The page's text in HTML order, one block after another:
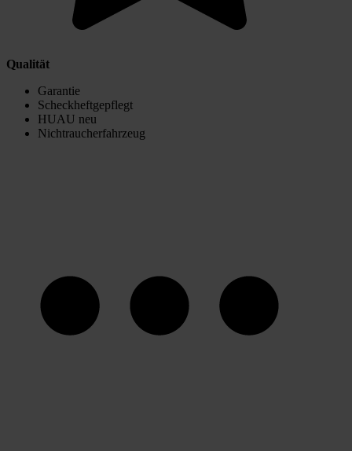
Qualität
Garantie
Scheckheftgepflegt
HUAU neu
Nichtraucherfahrzeug